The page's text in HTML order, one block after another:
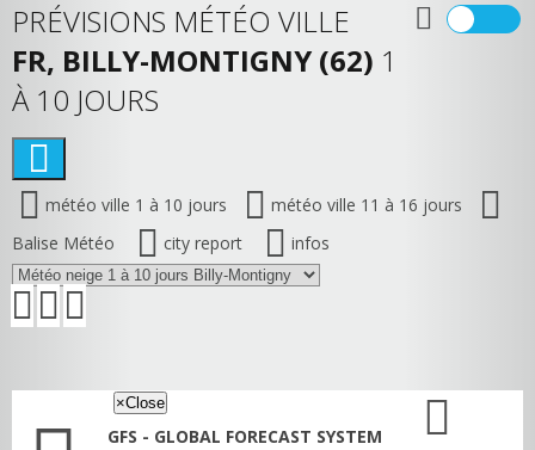
PRÉVISIONS MÉTÉO VILLE
FR, BILLY-MONTIGNY (62) 1
À 10 JOURS
météo ville 1 à 10 jours
météo ville 11 à 16 jours
Balise Météo
city report infos
×Close
GFS - GLOBAL FORECAST SYSTEM